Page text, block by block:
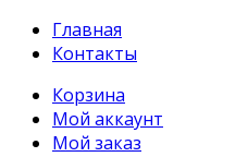
Главная
Контакты
Корзина
Мой аккаунт
Мой заказ